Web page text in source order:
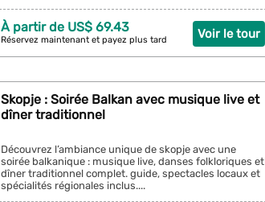
Voir le tour
À partir de US$ 69.43
Réservez maintenant et payez plus tard
Skopje : Soirée Balkan avec musique live et
dîner traditionnel
Découvrez l’ambiance unique de skopje avec une
soirée balkanique : musique live, danses folkloriques et
dîner traditionnel complet. guide, spectacles locaux et
spécialités régionales inclus....